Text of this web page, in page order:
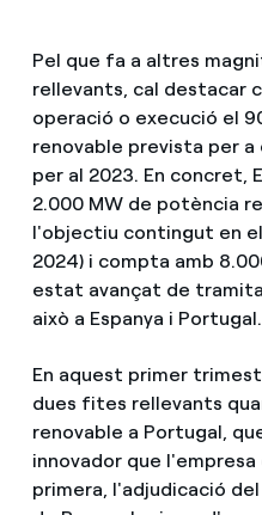
Pel que fa a altres
rellevants, cal destacar
operació o execució el
renovable prevista per a
per al 2023. En concret,
2.000 MW de potència
l'objectiu contingut en
2024) i compta amb
estat avançat de
això a Espanya i Portugal.
En aquest primer
dues fites rellevants
renovable a Portugal,
innovador que
primera, l'adjudicació